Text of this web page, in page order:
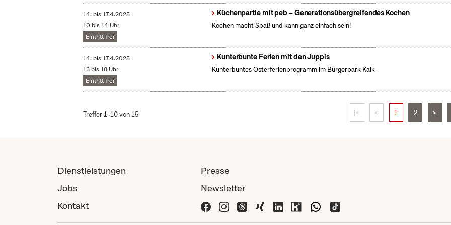
14. bis17.4.2025
10 bis 14 Uhr
Eintritt frei
Küchenpartie mit peb – Generationsübergreifendes Kochen
Kochen macht Spaß und kann ganz einfach sein!
14. bis17.4.2025
13 bis 18 Uhr
Eintritt frei
Kunterbunte Ferien mit den Juppis
Kunterbuntes Osterferienprogramm im Bürgerpark Kalk
Treffer 1–10 von 15 |< < 1 2 >
Dienstleistungen
Jobs
Kontakt
Presse
Newsletter